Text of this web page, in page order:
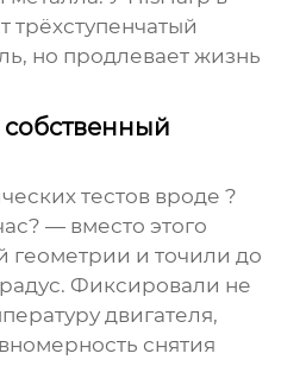
трёхступенчатый
но продлевает жизнь
тестов вроде ?
— вместо этого
геометрии и точили до
Фиксировали не
двигателя,
снятия